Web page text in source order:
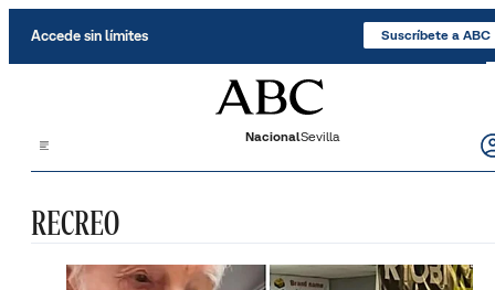
Accede sin límites Suscríbete a ABC
NacionalSevilla
RECREO